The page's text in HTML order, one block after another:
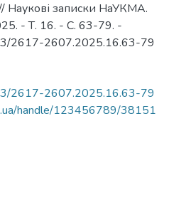
Наукові записки НаУКМА.
- Т. 16. - С. 63-79. -
2617-2607.2025.16.63-79
2617-2607.2025.16.63-79
handle/123456789/38151